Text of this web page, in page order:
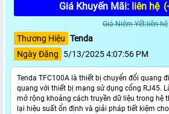
Giá Khuyến Mãi: liên hệ
Giá Niêm Yết:liên hệ
Thương Hiệu Tenda
Ngày Đăng
5/13/2025 4:07:56 PM
Tenda TFC100A là thiết bị chuyển đổi quang
quang với thiết bị mạng sử dụng cổng RJ45.
mở rộng khoảng cách truyền dữ liệu trong hệ
lại hiệu suất ổn định và giải pháp tiết kiệm